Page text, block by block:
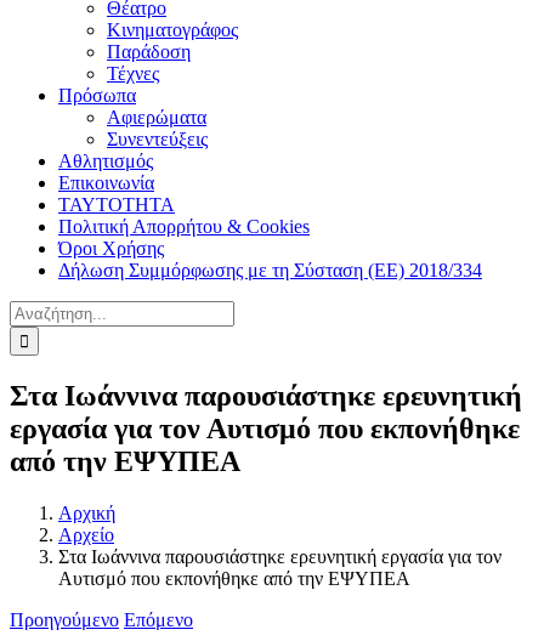
Θέατρο
Κινηματογράφος
Παράδοση
Τέχνες
Πρόσωπα
Αφιερώματα
Συνεντεύξεις
Αθλητισμός
Επικοινωνία
ΤΑΥΤΟΤΗΤΑ
Πολιτική Απορρήτου & Cookies
Όροι Χρήσης
Δήλωση Συμμόρφωσης με τη Σύσταση (ΕΕ) 2018/334
Αναζήτηση
για:
Στα Ιωάννινα παρουσιάστηκε ερευνητική
εργασία για τον Αυτισμό που εκπονήθηκε
από την ΕΨΥΠΕΑ
Αρχική
Αρχείο
Στα Ιωάννινα παρουσιάστηκε ερευνητική εργασία για τον
Αυτισμό που εκπονήθηκε από την ΕΨΥΠΕΑ
Προηγούμενο Επόμενο